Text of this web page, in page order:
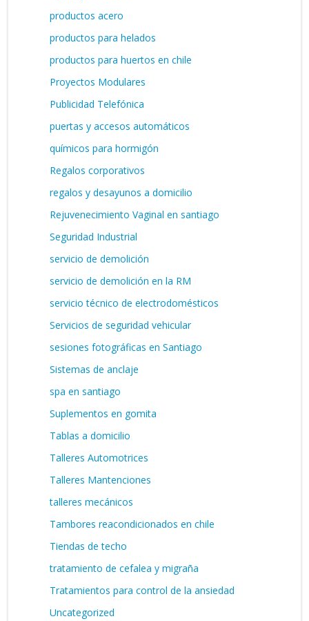
productos acero
productos para helados
productos para huertos en chile
Proyectos Modulares
Publicidad Telefónica
puertas y accesos automáticos
químicos para hormigón
Regalos corporativos
regalos y desayunos a domicilio
Rejuvenecimiento Vaginal en santiago
Seguridad Industrial
servicio de demolición
servicio de demolición en la RM
servicio técnico de electrodomésticos
Servicios de seguridad vehicular
sesiones fotográficas en Santiago
Sistemas de anclaje
spa en santiago
Suplementos en gomita
Tablas a domicilio
Talleres Automotrices
Talleres Mantenciones
talleres mecánicos
Tambores reacondicionados en chile
Tiendas de techo
tratamiento de cefalea y migraña
Tratamientos para control de la ansiedad
Uncategorized